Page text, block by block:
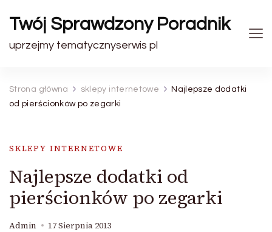
Twój Sprawdzony Poradnik
uprzejmy tematycznyserwis pl
Strona główna sklepy internetowe
Najlepsze dodatki
od pierścionków po zegarki
SKLEPY INTERNETOWE
Najlepsze dodatki od
pierścionków po zegarki
Admin 17 Sierpnia 2013